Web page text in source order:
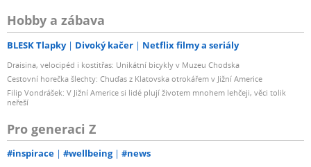
Hobby a zábava
BLESK Tlapky Divoký kačer Netflix filmy a seriály
Draisina, velocipéd i kostitřas: Unikátní bicykly v Muzeu Chodska
Cestovní horečka šlechty: Chuďas z Klatovska otrokářem v Jižní Americe
Filip Vondrášek: V Jižní Americe si lidé plují životem mnohem lehčeji, věci tolik
neřeší
Pro generaci Z
#inspirace #wellbeing #news